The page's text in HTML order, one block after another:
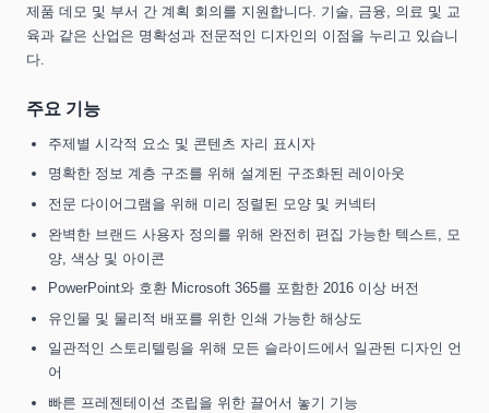
제품 데모 및 부서 간 계획 회의를 지원합니다. 기술, 금융, 의료 및 교
육과 같은 산업은 명확성과 전문적인 디자인의 이점을 누리고 있습니
다.
주요 기능
주제별 시각적 요소 및 콘텐츠 자리 표시자
명확한 정보 계층 구조를 위해 설계된 구조화된 레이아웃
전문 다이어그램을 위해 미리 정렬된 모양 및 커넥터
완벽한 브랜드 사용자 정의를 위해 완전히 편집 가능한 텍스트, 모
양, 색상 및 아이콘
PowerPoint와 호환 Microsoft 365를 포함한 2016 이상 버전
유인물 및 물리적 배포를 위한 인쇄 가능한 해상도
일관적인 스토리텔링을 위해 모든 슬라이드에서 일관된 디자인 언
어
빠른 프레젠테이션 조립을 위한 끌어서 놓기 기능